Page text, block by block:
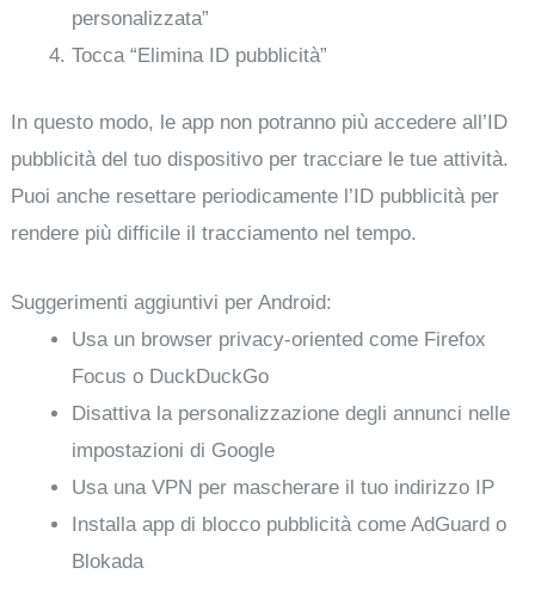
personalizzata”
Tocca “Elimina ID pubblicità”
In questo modo, le app non potranno più accedere all’ID
pubblicità del tuo dispositivo per tracciare le tue attività.
Puoi anche resettare periodicamente l’ID pubblicità per
rendere più difficile il tracciamento nel tempo.
Suggerimenti aggiuntivi per Android:
Usa un browser privacy-oriented come Firefox
Focus o DuckDuckGo
Disattiva la personalizzazione degli annunci nelle
impostazioni di Google
Usa una VPN per mascherare il tuo indirizzo IP
Installa app di blocco pubblicità come AdGuard o
Blokada